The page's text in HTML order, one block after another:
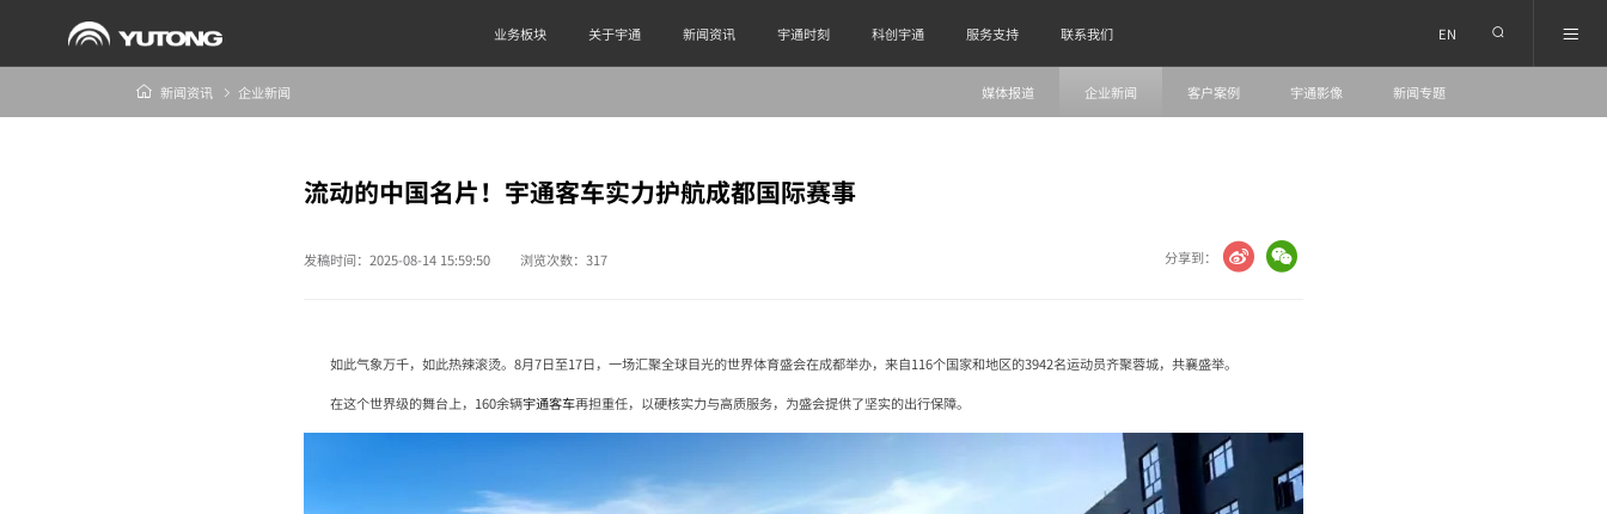
业务板块 关于宇通 新闻资讯 宇通时刻 科创宇通 服务支持 联系我们 EN
新闻资讯 企业新闻 媒体报道 企业新闻 客户案例 宇通影像 新闻专题
流动的中国名片！宇通客车实力护航成都国际赛事
发稿时间：2025-08-14 15:59:50 浏览次数： 317 分享到：
如此气象万千，如此热辣滚烫。8月7日至17日，一场汇聚全球目光的世界体育盛会在成都举办，来自116个国家和地区的3942名运动员齐聚蓉城，共襄盛举。
在这个世界级的舞台上，160余辆宇通客车再担重任，以硬核实力与高质服务，为盛会提供了坚实的出行保障。